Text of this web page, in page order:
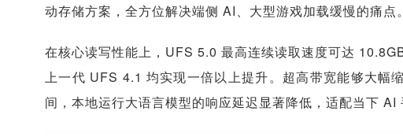
动存储方案，全方位解决端侧 AI、大型游戏加载缓慢的痛点。
在核心读写性能上，UFS 5.0 最高连续读取速度可达
上一代 UFS 4.1 均实现一倍以上提升。超高带宽能够大幅
间，本地运行大语言模型的响应延迟显著降低，适配当下 AI